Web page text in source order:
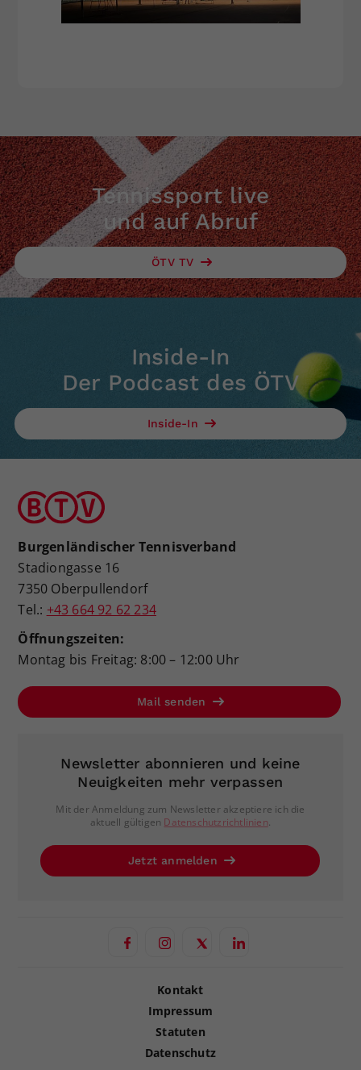
Tennissport live
und auf Abruf
ÖTV TV
Inside-In
Der Podcast des ÖTV
Inside-In
Burgenländischer Tennisverband
Stadiongasse 16
7350 Oberpullendorf
Tel.: +43 664 92 62 234
Öffnungszeiten:
Montag bis Freitag: 8:00 – 12:00 Uhr
Mail senden
Newsletter abonnieren und keine
Neuigkeiten mehr verpassen
Mit der Anmeldung zum Newsletter akzeptiere ich die
aktuell gültigen Datenschutzrichtlinien.
Jetzt anmelden
Kontakt
Impressum
Statuten
Datenschutz